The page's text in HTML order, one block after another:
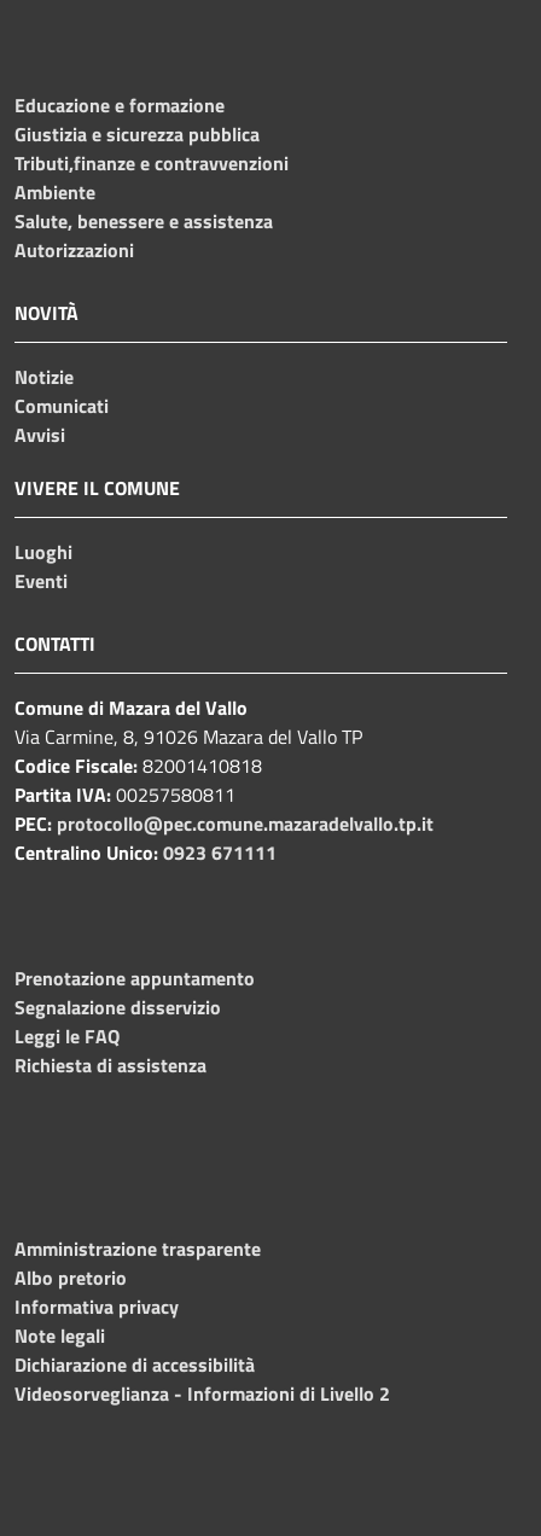
Educazione e formazione
Giustizia e sicurezza pubblica
Tributi,finanze e contravvenzioni
Ambiente
Salute, benessere e assistenza
Autorizzazioni
NOVITÀ
Notizie
Comunicati
Avvisi
VIVERE IL COMUNE
Luoghi
Eventi
CONTATTI
Comune di Mazara del Vallo
Via Carmine, 8, 91026 Mazara del Vallo TP
Codice Fiscale:82001410818
Partita IVA:00257580811
PEC: protocollo@pec.comune.mazaradelvallo.tp.it
Centralino Unico:0923 671111
Prenotazione appuntamento
Segnalazione disservizio
Leggi le FAQ
Richiesta di assistenza
Amministrazione trasparente
Albo pretorio
Informativa privacy
Note legali
Dichiarazione di accessibilità
Videosorveglianza - Informazioni di Livello 2